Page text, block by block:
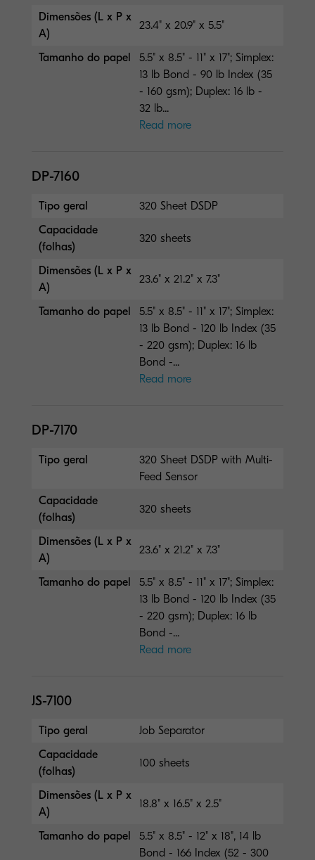
Dimensões (L x P x
A)
23.4" x 20.9" x 5.5"
Tamanho do papel
5.5" x 8.5" - 11" x 17"; Simplex:
13 lb Bond - 90 lb Index (35
- 160 gsm); Duplex: 16 lb -
32 lb...
Read more
DP-7160
Tipo geral
320 Sheet DSDP
Capacidade
(folhas)
320 sheets
Dimensões (L x P x
A)
23.6" x 21.2" x 7.3"
Tamanho do papel
5.5" x 8.5" - 11" x 17"; Simplex:
13 lb Bond - 120 lb Index (35
- 220 gsm); Duplex: 16 lb
Bond -...
Read more
DP-7170
Tipo geral
320 Sheet DSDP with Multi-
Feed Sensor
Capacidade
(folhas)
320 sheets
Dimensões (L x P x
A)
23.6" x 21.2" x 7.3"
Tamanho do papel
5.5" x 8.5" - 11" x 17"; Simplex:
13 lb Bond - 120 lb Index (35
- 220 gsm); Duplex: 16 lb
Bond -...
Read more
JS-7100
Tipo geral
Job Separator
Capacidade
(folhas)
100 sheets
Dimensões (L x P x
A)
18.8" x 16.5" x 2.5"
Tamanho do papel
5.5" x 8.5" - 12" x 18", 14 lb
Bond - 166 Index (52 - 300